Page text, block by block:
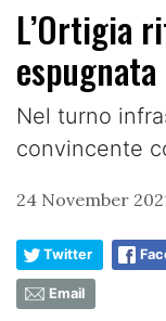
L’Ortigia
espugnata
Nel turno
convincente
24 November
Twitter
Email